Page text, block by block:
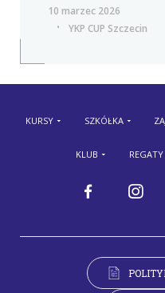
10 marzec 2026
YKP CUP Szczecin
KURSY SZKÓŁKA
KLUB REGATY